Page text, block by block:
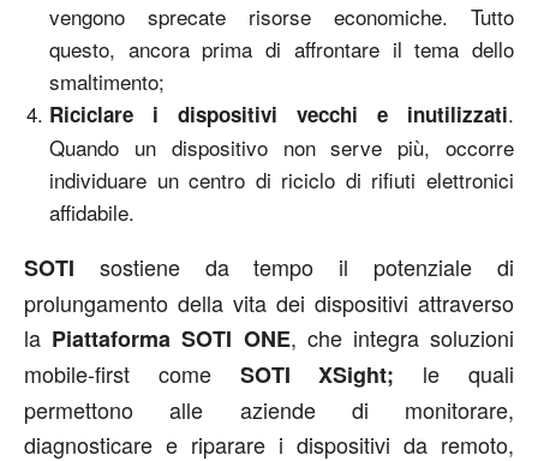
vengono sprecate risorse economiche. Tutto
questo, ancora prima di affrontare il tema dello
smaltimento;
Riciclare i dispositivi vecchi e inutilizzati.
Quando un dispositivo non serve più, occorre
individuare un centro di riciclo di rifiuti elettronici
affidabile.
SOTI sostiene da tempo il potenziale di
prolungamento della vita dei dispositivi attraverso
la Piattaforma SOTI ONE, che integra soluzioni
mobile-first comeSOTI XSight; le quali
permettono alle aziende di monitorare,
diagnosticare e riparare i dispositivi da remoto,